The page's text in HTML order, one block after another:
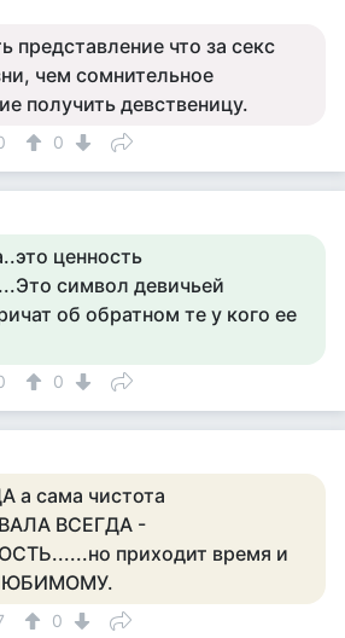
представление что за секс
чем сомнительное
получить девственицу.
0
ценность
символ девичьей
об обратном те у кого ее
0
а сама чистота
ВСЕГДА -
приходит время и
0